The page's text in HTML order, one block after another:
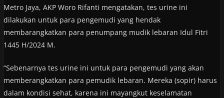
Metro Jaya, AKP Woro Rifanti mengatakan, tes urine ini
dilakukan untuk para pengemudi yang hendak
membarangkatkan para penumpang mudik lebaran Idul Fitri
1445 H/2024 M.
“Sebenarnya tes urine ini untuk para pengemudi yang akan
memberangkatkan para pemudik lebaran. Mereka (sopir) harus
dalam kondisi sehat, karena ini mayangkut keselamatan